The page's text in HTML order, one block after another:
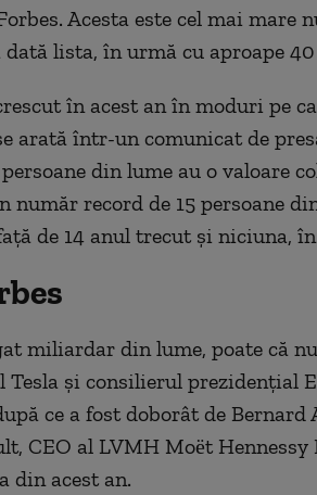
Acesta este cel mai mare
lista, în urmă cu aproape 40
în acest an în moduri pe
arată într-un comunicat de
din lume au o valoare
număr record de 15 persoane
de 14 anul trecut și niciuna, în
miliardar din lume, poate că
și consilierul prezidențial
ce a fost doborât de
CEO al LVMH Moët
din acest an.